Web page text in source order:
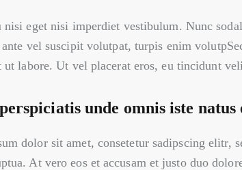
nisi eget nisi imperdiet vestibulum. Nunc
vel suscipit volutpat, turpis enim
ut labore. Ut vel placerat eros, eu tincidunt
unde omnis iste natus
dolor sit amet, consetetur sadipscing elitr,
At vero eos et accusam et justo duo